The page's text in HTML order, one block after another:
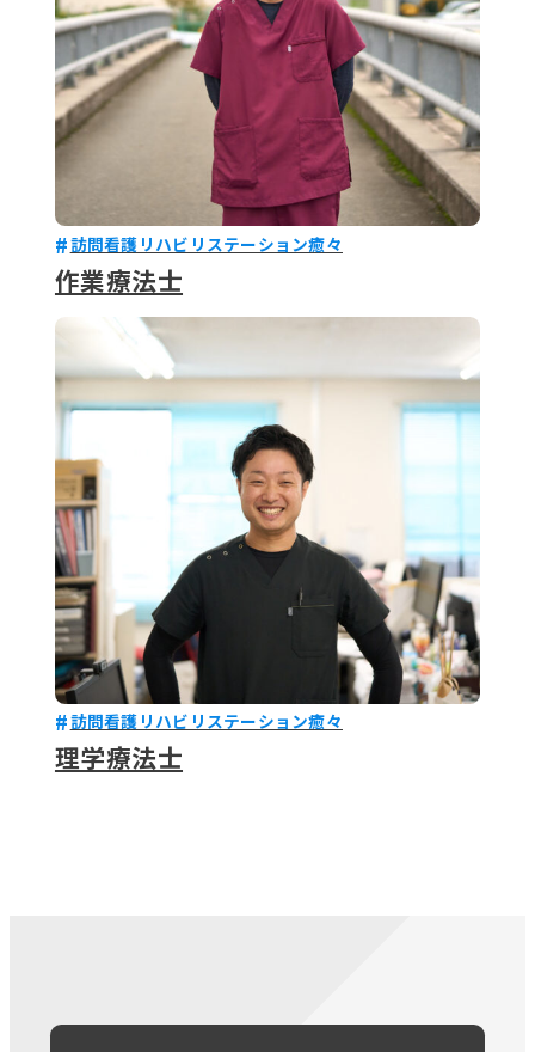
訪問看護リハビリステーション癒々
作業療法士
訪問看護リハビリステーション癒々
理学療法士